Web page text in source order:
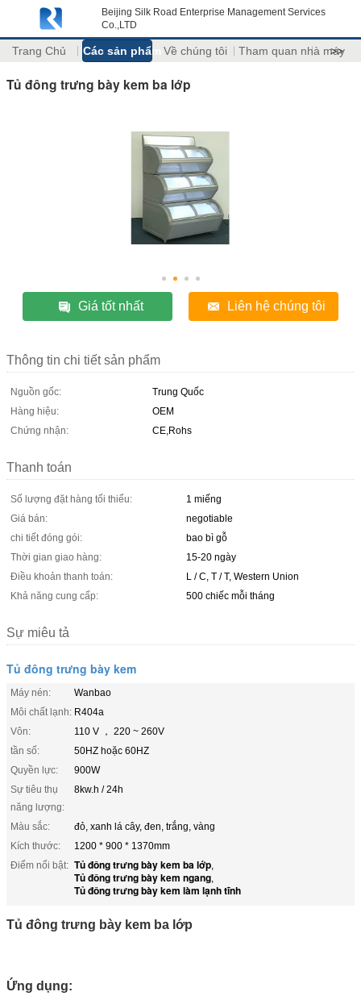
Beijing Silk Road Enterprise Management Services
Co.,LTD
Trang Chủ Các sản phẩm Về chúng tôi Tham quan nhà máy
>>
Tủ đông trưng bày kem ba lớp
Giá tốt nhất Liên hệ chúng tôi
Thông tin chi tiết sản phẩm
Nguồn gốc:
Trung Quốc
Hàng hiệu:
OEM
Chứng nhận:
CE,Rohs
Thanh toán
Số lượng đặt hàng tối thiểu:
1 miếng
Giá bán:
negotiable
chi tiết đóng gói:
bao bì gỗ
Thời gian giao hàng:
15-20 ngày
Điều khoản thanh toán:
L / C, T / T, Western Union
Khả năng cung cấp:
500 chiếc mỗi tháng
Sự miêu tả
Tủ đông trưng bày kem
Máy nén:
Wanbao
Môi chất lạnh: R404a
Vôn:
110 V ， 220 ~ 260V
tần số:
50HZ hoặc 60HZ
Quyền lực:
900W
Sự tiêu thụ
năng lượng:
8kw.h / 24h
Màu sắc:
đỏ, xanh lá cây, đen, trắng, vàng
Kích thước:
1200 * 900 * 1370mm
Điểm nổi bật: Tủ đông trưng bày kem ba lớp,
Tủ đông trưng bày kem ngang,
Tủ đông trưng bày kem làm lạnh tĩnh
Tủ đông trưng bày kem ba lớp
Ứng dụng: